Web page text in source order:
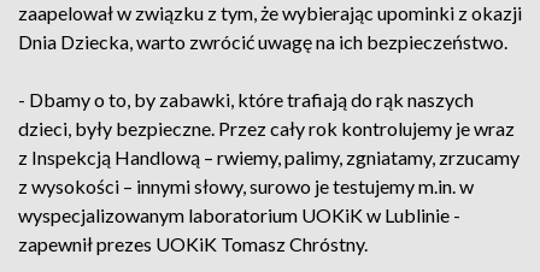
zaapelował w związku z tym, że wybierając upominki z okazji
Dnia Dziecka, warto zwrócić uwagę na ich bezpieczeństwo.
- Dbamy o to, by zabawki, które trafiają do rąk naszych
dzieci, były bezpieczne. Przez cały rok kontrolujemy je wraz
z Inspekcją Handlową – rwiemy, palimy, zgniatamy, zrzucamy
z wysokości – innymi słowy, surowo je testujemy m.in. w
wyspecjalizowanym laboratorium UOKiK w Lublinie -
zapewnił prezes UOKiK Tomasz Chróstny.